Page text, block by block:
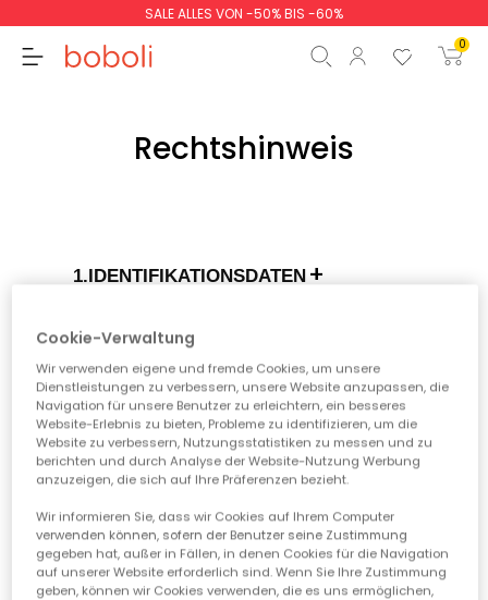
SALE ALLES VON -50% BIS -60%
0
Rechtshinweis
1.IDENTIFIKATIONSDATEN +
GEWERBLICHEM EIGENTUM +
3.RECHTLICHE GARANTIE +
4.SICHERHEIT UNSERER
Cookie-Verwaltung
Wir verwenden eigene und fremde Cookies, um unsere
Dienstleistungen zu verbessern, unsere Website anzupassen, die
Navigation für unsere Benutzer zu erleichtern, ein besseres
Website-Erlebnis zu bieten, Probleme zu identifizieren, um die
Website zu verbessern, Nutzungsstatistiken zu messen und zu
berichten und durch Analyse der Website-Nutzung Werbung
anzuzeigen, die sich auf Ihre Präferenzen bezieht.
Wir informieren Sie, dass wir Cookies auf Ihrem Computer
verwenden können, sofern der Benutzer seine Zustimmung
gegeben hat, außer in Fällen, in denen Cookies für die Navigation
auf unserer Website erforderlich sind. Wenn Sie Ihre Zustimmung
geben, können wir Cookies verwenden, die es uns ermöglichen,